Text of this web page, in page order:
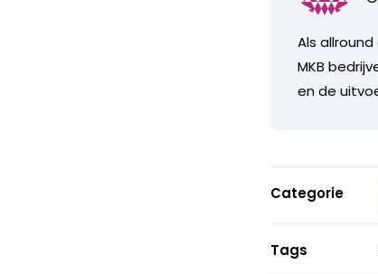
Als
MKB
en de
Categorie
Tags